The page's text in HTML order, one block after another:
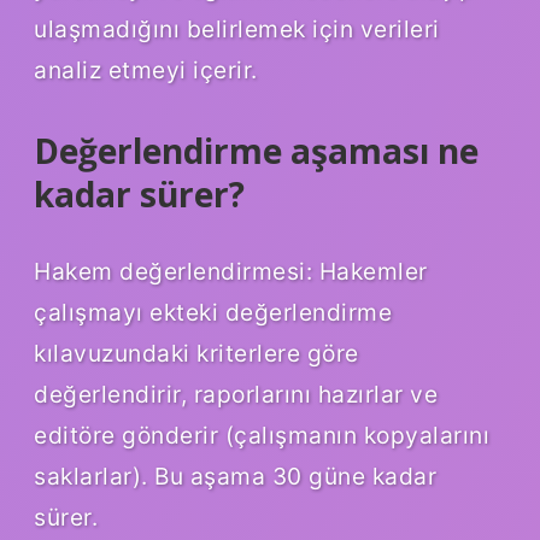
ulaşmadığını belirlemek için verileri
analiz etmeyi içerir.
Değerlendirme aşaması ne
kadar sürer?
Hakem değerlendirmesi: Hakemler
çalışmayı ekteki değerlendirme
kılavuzundaki kriterlere göre
değerlendirir, raporlarını hazırlar ve
editöre gönderir (çalışmanın kopyalarını
saklarlar). Bu aşama 30 güne kadar
sürer.